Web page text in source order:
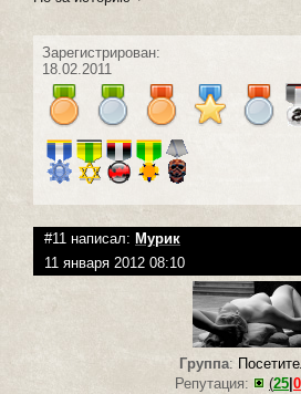
Зарегистрирован:
18.02.2011
#11 написал: Мурик
11 января 2012 08:10
Группа:
Репутация:
(25 0